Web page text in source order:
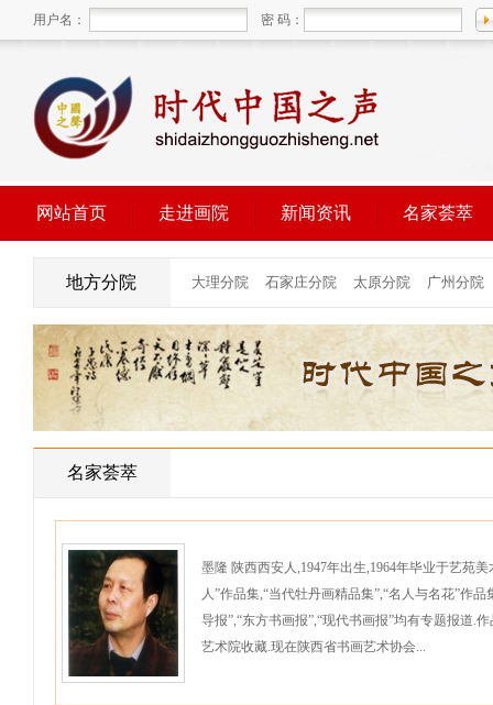
用户名： 密 码：
网站首页 走进画院 新闻资讯 名家荟萃
地方分院
名家荟萃
墨隆 陕西西安人,1947年出生,1964年毕业于艺苑
人”作品集,“当代牡丹画精品集”,“名人与名花”作
导报”,“东方书画报”,“现代书画报”均有专题报道.
艺术院收藏.现在陕西省书画艺术协会...